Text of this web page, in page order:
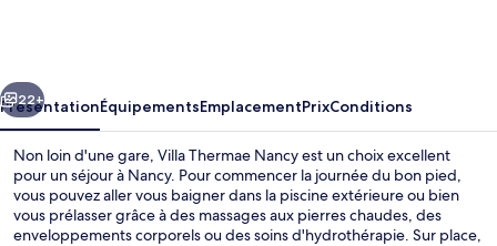
Suivant
22+
PrésentationÉquipementsEmplacementPrixConditions
Non loin d'une gare, Villa Thermae Nancy est un choix excellent
pour un séjour à Nancy. Pour commencer la journée du bon pied,
vous pouvez aller vous baigner dans la piscine extérieure ou bien
vous prélasser grâce à des massages aux pierres chaudes, des
enveloppements corporels ou des soins d'hydrothérapie. Sur place,